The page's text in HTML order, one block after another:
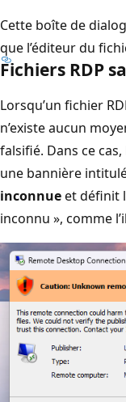
Cette boîte de
que l’éditeur du
Fichiers RDP
Lorsqu’un fichier
n’existe aucun
falsifié. Dans ce
une bannière
inconnueet définit
inconnu », comme